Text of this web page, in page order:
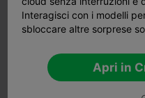
a!
Gli utenti
MakerWorl
Interagisci con i modelli
sbloccare altre sorprese
Apri in